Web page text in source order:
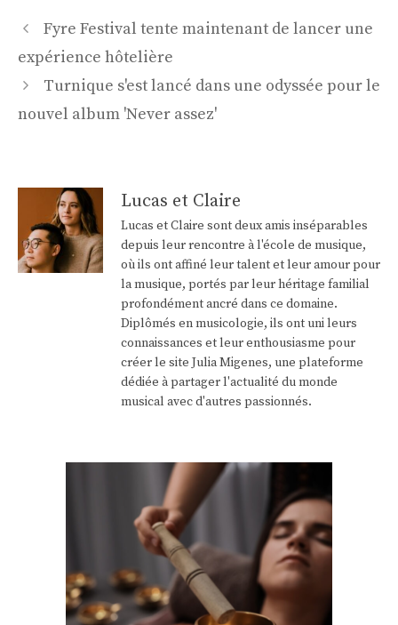
Navigation
des
Fyre Festival tente maintenant de lancer une
expérience hôtelière
Turnique s'est lancé dans une odyssée pour le
nouvel album 'Never assez'
Lucas et Claire
Lucas et Claire sont deux amis inséparables
depuis leur rencontre à l'école de musique,
où ils ont affiné leur talent et leur amour pour
la musique, portés par leur héritage familial
profondément ancré dans ce domaine.
Diplômés en musicologie, ils ont uni leurs
connaissances et leur enthousiasme pour
créer le site Julia Migenes, une plateforme
dédiée à partager l'actualité du monde
musical avec d'autres passionnés.